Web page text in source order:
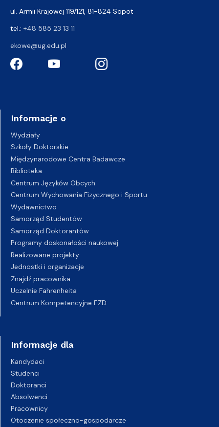
ul. Armii Krajowej 119/121, 81-824 Sopot
tel.: +48 585 23 13 11
ekowe@ug.edu.pl
Informacje o
Wydziały
Szkoły Doktorskie
Międzynarodowe Centra Badawcze
Biblioteka
Centrum Języków Obcych
Centrum Wychowania Fizycznego i Sportu
Wydawnictwo
Samorząd Studentów
Samorząd Doktorantów
Programy doskonałości naukowej
Realizowane projekty
Jednostki i organizacje
Znajdź pracownika
Uczelnie Fahrenheita
Centrum Kompetencyjne EZD
Informacje dla
Kandydaci
Studenci
Doktoranci
Absolwenci
Pracownicy
Otoczenie społeczno-gospodarcze